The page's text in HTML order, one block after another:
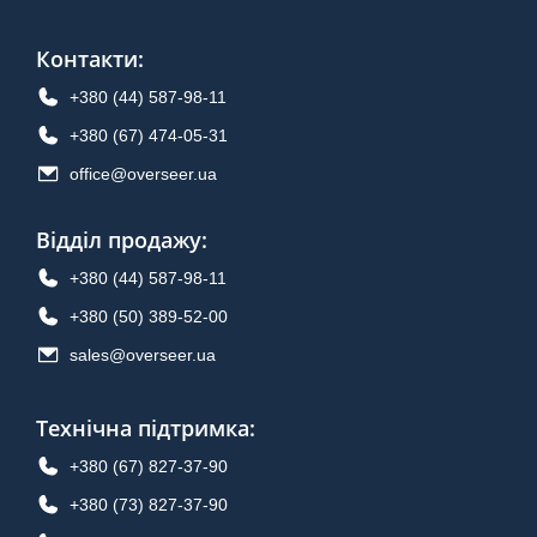
Контакти:
+380 (44) 587-98-11
+380 (67) 474-05-31
office@overseer.ua
Відділ продажу:
+380 (44) 587-98-11
+380 (50) 389-52-00
sales@overseer.ua
Технічна підтримка:
+380 (67) 827-37-90
+380 (73) 827-37-90